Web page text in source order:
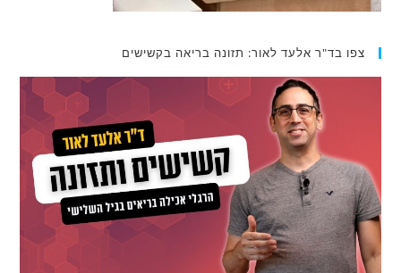
צפו בד"ר אלעד לאור: תזונה בריאה בקשישים